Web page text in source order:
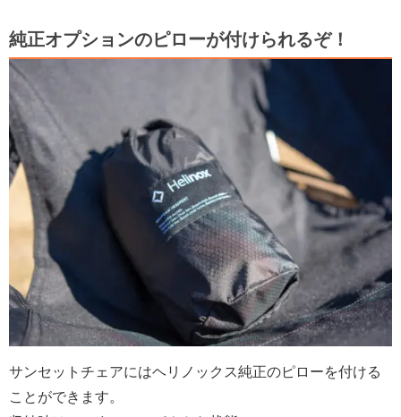
純正オプションのピローが付けられるぞ！
サンセットチェアにはヘリノックス純正のピローを付ける
ことができます。